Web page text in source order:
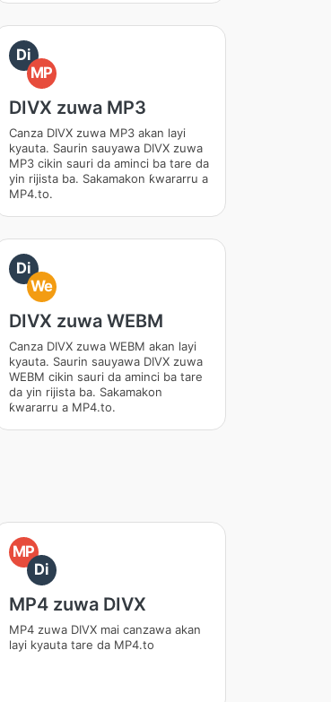
Di
MP
DIVX zuwa MP3
Canza DIVX zuwa MP3 akan layi
kyauta. Saurin sauyawa DIVX zuwa
MP3 cikin sauri da aminci ba tare da
yin rijista ba. Sakamakon ƙwararru a
MP4.to.
Di
We
DIVX zuwa WEBM
Canza DIVX zuwa WEBM akan layi
kyauta. Saurin sauyawa DIVX zuwa
WEBM cikin sauri da aminci ba tare
da yin rijista ba. Sakamakon
ƙwararru a MP4.to.
MP
Di
MP4 zuwa DIVX
MP4 zuwa DIVX mai canzawa akan
layi kyauta tare da MP4.to